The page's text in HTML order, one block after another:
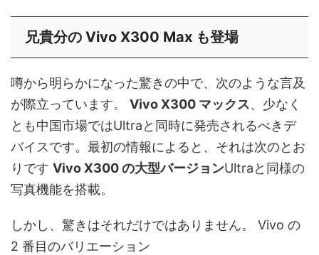
兄貴分の Vivo X300 Max も登場
噂から明らかになった驚きの中で、次のような言及
が際立っています。 Vivo X300 マックス、少なく
とも中国市場ではUltraと同時に発売されるべきデ
バイスです。最初の情報によると、それは次のとお
りです Vivo X300 の大型バージョンUltraと同様の
写真機能を搭載。
しかし、驚きはそれだけではありません。 Vivo の
2 番目のバリエーション